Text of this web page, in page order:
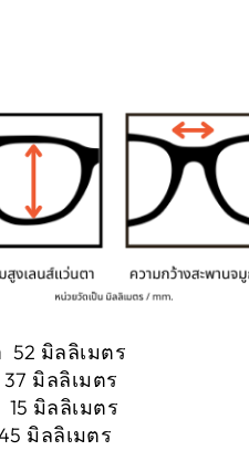
52 มิลลิเมตร
มิลลิเมตร
มิลลิเมตร
มิลลิเมตร